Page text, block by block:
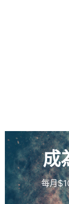
成
每月